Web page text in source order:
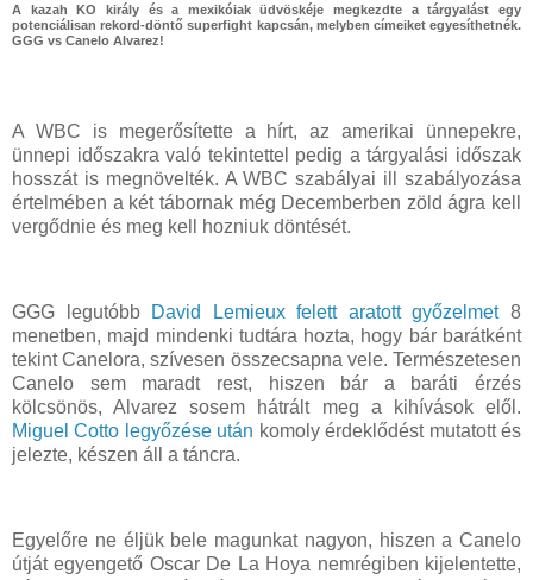
A kazah KO király és a mexikóiak üdvöskéje megkezdte a tárgyalást egy
potenciálisan rekord-döntő superfight kapcsán, melyben címeiket egyesíthetnék.
GGG vs Canelo Alvarez!
A WBC is megerősítette a hírt, az amerikai ünnepekre,
ünnepi időszakra való tekintettel pedig a tárgyalási időszak
hosszát is megnövelték. A WBC szabályai ill szabályozása
értelmében a két tábornak még Decemberben zöld ágra kell
vergődnie és meg kell hozniuk döntését.
GGG legutóbb David Lemieux felett aratott győzelmet8
menetben, majd mindenki tudtára hozta, hogy bár barátként
tekint Canelora, szívesen összecsapna vele. Természetesen
Canelo sem maradt rest, hiszen bár a baráti érzés
kölcsönös, Alvarez sosem hátrált meg a kihívások elől.
Miguel Cotto legyőzése után komoly érdeklődést mutatott és
jelezte, készen áll a táncra.
Egyelőre ne éljük bele magunkat nagyon, hiszen a Canelo
útját egyengető Oscar De La Hoya nemrégiben kijelentette,